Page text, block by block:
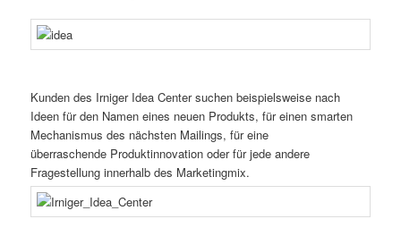
Kunden des Irniger Idea Center suchen beispielsweise nach
Ideen für den Namen eines neuen Produkts, für einen smarten
Mechanismus des nächsten Mailings, für eine
überraschende Produktinnovation oder für jede andere
Fragestellung innerhalb des Marketingmix.